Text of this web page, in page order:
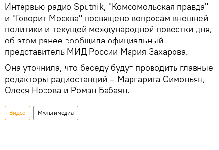
Интервью радио Sputnik, "Комсомольская правда"
и "Говорит Москва" посвящено вопросам внешней
политики и текущей международной повестки дня,
об этом ранее сообщила официальный
представитель МИД России Мария Захарова.
Она уточнила, что беседу будут проводить главные
редакторы радиостанций – Маргарита Симоньян,
Олеся Носова и Роман Бабаян.
Видео Мультимедиа